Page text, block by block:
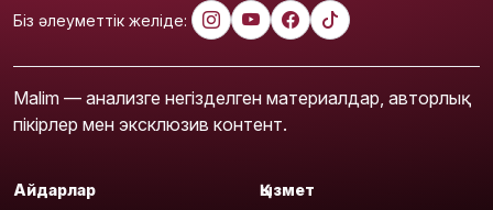
Біз әлеуметтік желіде:
Malim — анализге негізделген материалдар, авторлық
пікірлер мен эксклюзив контент.
Айдарлар Қызмет